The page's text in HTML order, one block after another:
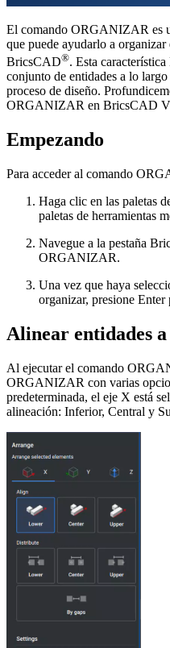
El comando ORGANIZAR es
que puede ayudarlo a organizar
BricsCAD®. Esta
conjunto de entidades a lo
proceso de diseño.
ORGANIZAR en BricsCAD
Empezando
Para acceder al comando
Haga clic en las paletas
paletas de herramientas
Navegue a la pestaña
ORGANIZAR.
Una vez que haya
organizar, presione Enter
Alinear entidades
Al ejecutar el comando
ORGANIZAR con varias
predeterminada, el eje X está
alineación: Inferior, Central y